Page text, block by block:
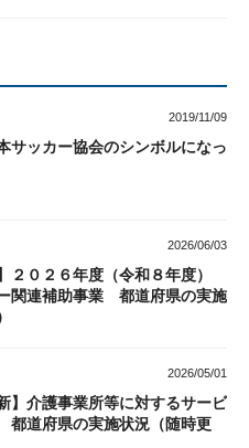
2019/11/09
サッカー協会のシンボルになっ
2026/06/03
２０２６年度（令和８年度）
関連補助事業 都道府県の実施
2026/05/01
】介護事業所等に対するサービ
道府県の実施状況（随時更